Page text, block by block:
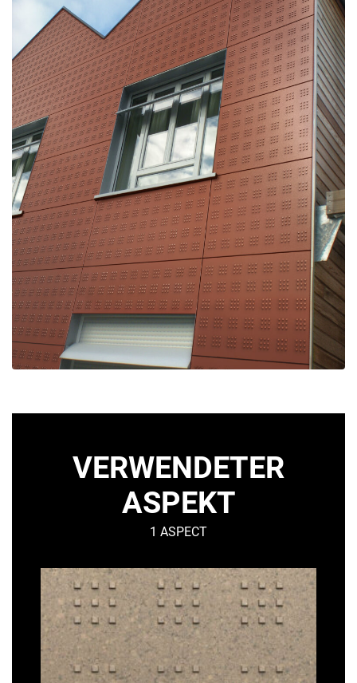
VERWENDETER
ASPEKT
1 ASPECT
CARVI
Urban